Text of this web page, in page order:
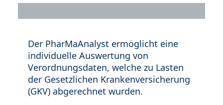
Der PharMaAnalyst ermöglicht eine
individuelle Auswertung von
Verordnungsdaten, welche zu Lasten
der Gesetzlichen Krankenversicherung
(GKV) abgerechnet wurden.